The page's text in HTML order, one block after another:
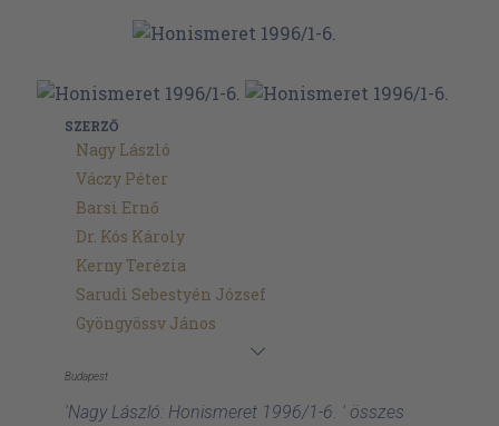
SZERZŐ
Nagy László
Váczy Péter
Barsi Ernő
Dr. Kós Károly
Kerny Terézia
Sarudi Sebestyén József
Gyöngyössv János
Budapest
'Nagy László: Honismeret 1996/1-6. ' összes